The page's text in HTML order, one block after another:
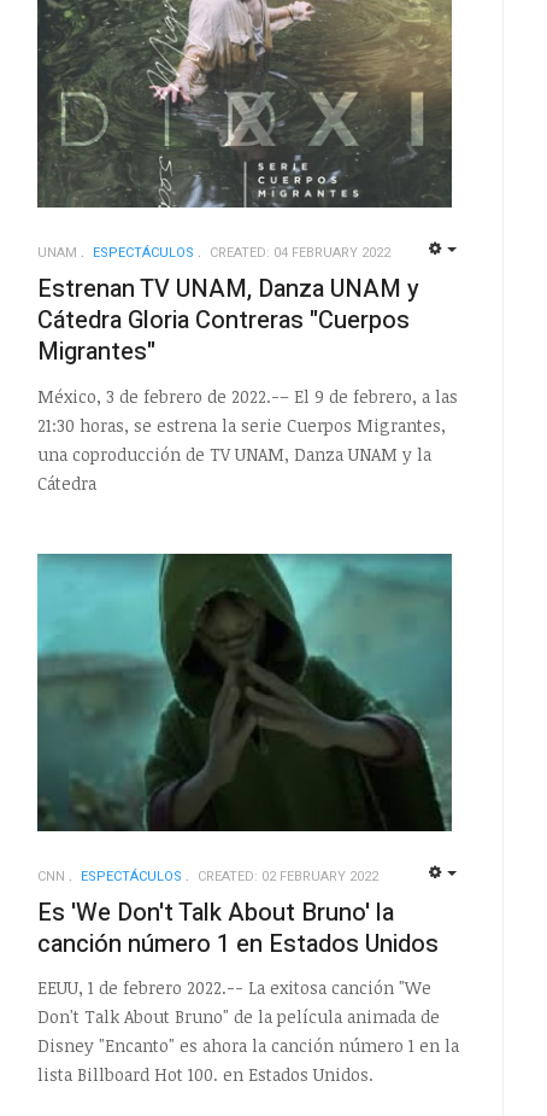
UNAM ESPECTÁCULOS CREATED: 04 FEBRUARY 2022
Estrenan TV UNAM, Danza UNAM y
Cátedra Gloria Contreras "Cuerpos
Migrantes"
México, 3 de febrero de 2022.-– El 9 de febrero, a las
21:30 horas, se estrena la serie Cuerpos Migrantes,
una coproducción de TV UNAM, Danza UNAM y la
Cátedra
CNN ESPECTÁCULOS CREATED: 02 FEBRUARY 2022
Es 'We Don't Talk About Bruno' la
canción número 1 en Estados Unidos
EEUU, 1 de febrero 2022.-- La exitosa canción "We
Don't Talk About Bruno" de la película animada de
Disney "Encanto" es ahora la canción número 1 en la
lista Billboard Hot 100. en Estados Unidos.